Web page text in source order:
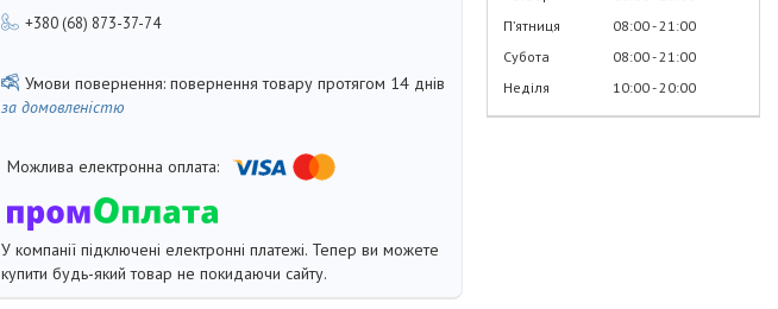
+380 (68) 873-37-74
повернення товару протягом 14 днів
за домовленістю
У компанії підключені електронні платежі. Тепер ви можете
купити будь-який товар не покидаючи сайту.
Пʼятниця
08:00 21:00
Субота
08:00 21:00
Неділя
10:00 20:00